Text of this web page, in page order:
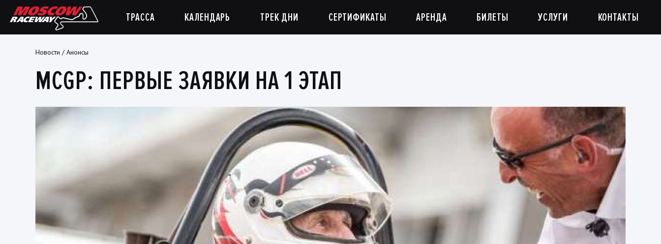
ТРАССА КАЛЕНДАРЬ ТРЕК ДНИ СЕРТИФИКАТЫ АРЕНДА БИЛЕТЫ УСЛУГИ КОНТАКТЫ
Новости /Анонсы
MCGP: ПЕРВЫЕ ЗАЯВКИ НА 1 ЭТАП